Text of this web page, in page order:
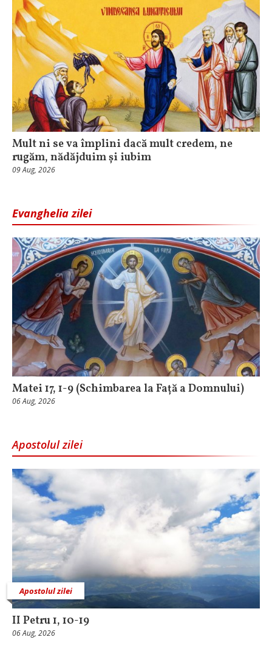
Mult ni se va împlini dacă mult credem, ne
rugăm, nădăjduim și iubim
09 Aug, 2026
Evanghelia zilei
Matei 17, 1-9 (Schimbarea la Față a Domnului)
06 Aug, 2026
Apostolul zilei
Apostolul zilei
II Petru 1, 10-19
06 Aug, 2026